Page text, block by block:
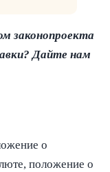
законопроекта
Дайте нам
о
положение о